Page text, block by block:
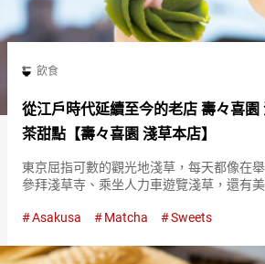
飲食
從江戶時代延續至今的老店 壽々喜園
茶甜點【壽々喜園 淺草本店】
東京屈指可數的觀光地淺草，每天都像在
參拜淺草寺、乘坐人力車遊覽淺草，還有
是從上午１１點開店前就開始排隊的人氣店
Asakusa Matcha Sweets